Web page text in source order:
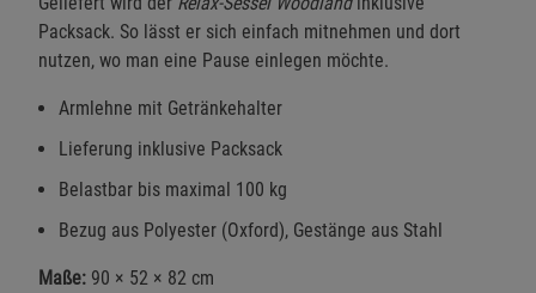
Packsack. So lässt er sich einfach mitnehmen und dort
nutzen, wo man eine Pause einlegen möchte.
Armlehne mit Getränkehalter
Lieferung inklusive Packsack
Belastbar bis maximal 100 kg
Bezug aus Polyester (Oxford), Gestänge aus Stahl
Maße: 90 × 52 × 82 cm